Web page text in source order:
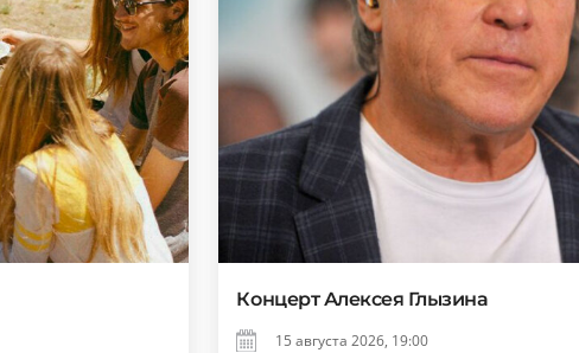
Концерт Алексея Глызина
15 августа 2026, 19:00